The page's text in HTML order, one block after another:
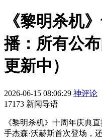
《黎明杀机
播：所有公
更新中）
2026-06-15 08:06:29 神评论
17173 新闻导语
《黎明杀机》十周年庆典
手杰森·沃赫斯首次登场，